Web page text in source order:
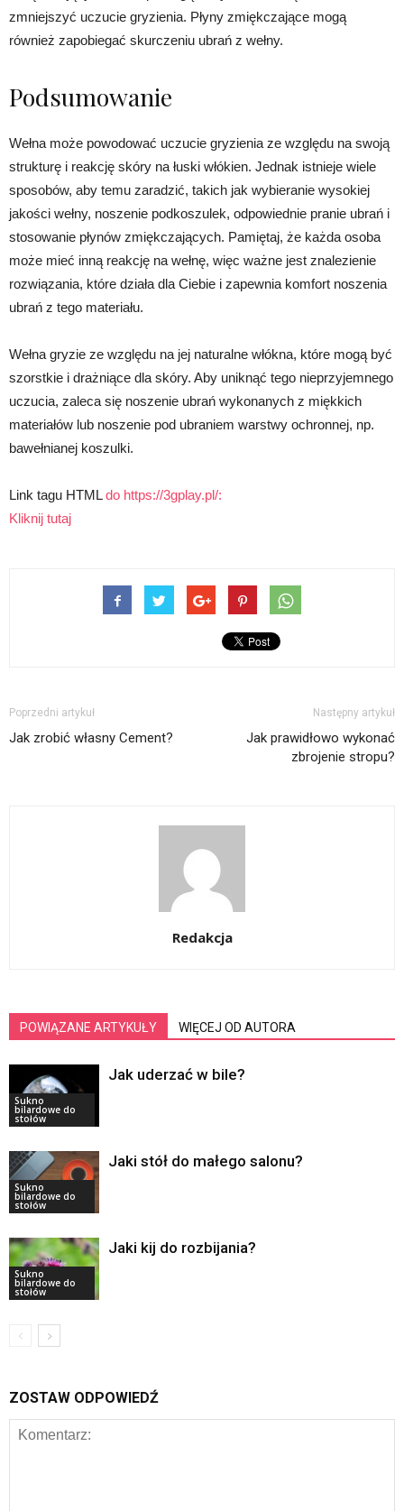
zmniejszyć uczucie gryzienia. Płyny zmiękczające mogą
również zapobiegać skurczeniu ubrań z wełny.
Podsumowanie
Wełna może powodować uczucie gryzienia ze względu na swoją
strukturę i reakcję skóry na łuski włókien. Jednak istnieje wiele
sposobów, aby temu zaradzić, takich jak wybieranie wysokiej
jakości wełny, noszenie podkoszulek, odpowiednie pranie ubrań i
stosowanie płynów zmiękczających. Pamiętaj, że każda osoba
może mieć inną reakcję na wełnę, więc ważne jest znalezienie
rozwiązania, które działa dla Ciebie i zapewnia komfort noszenia
ubrań z tego materiału.
Wełna gryzie ze względu na jej naturalne włókna, które mogą być
szorstkie i drażniące dla skóry. Aby uniknąć tego nieprzyjemnego
uczucia, zaleca się noszenie ubrań wykonanych z miękkich
materiałów lub noszenie pod ubraniem warstwy ochronnej, np.
bawełnianej koszulki.
Link tagu HTMLdo https://3gplay.pl/:
Kliknij tutaj
Poprzedni artykuł
Jak zrobić własny Cement?
Następny artykuł
Jak prawidłowo wykonać
zbrojenie stropu?
Redakcja
POWIĄZANE ARTYKUŁY WIĘCEJ OD AUTORA
Sukno
bilardowe do
stołów
Jak uderzać w bile?
Sukno
bilardowe do
stołów
Jaki stół do małego salonu?
Sukno
bilardowe do
stołów
Jaki kij do rozbijania?
ZOSTAW ODPOWIEDŹ